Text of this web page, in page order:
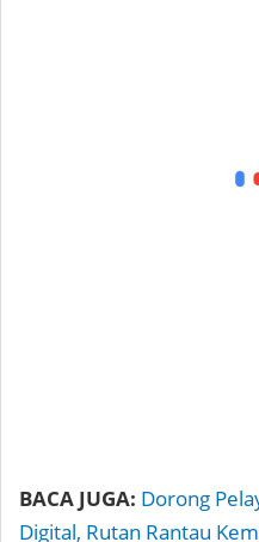
BACA JUGA: Dorong
Digital, Rutan Rantau